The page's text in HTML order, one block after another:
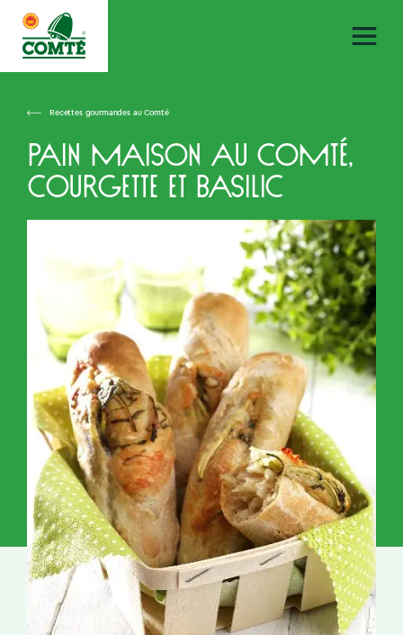
Recettes gourmandes au Comté
Pain maison au Comté,
courgette et basilic